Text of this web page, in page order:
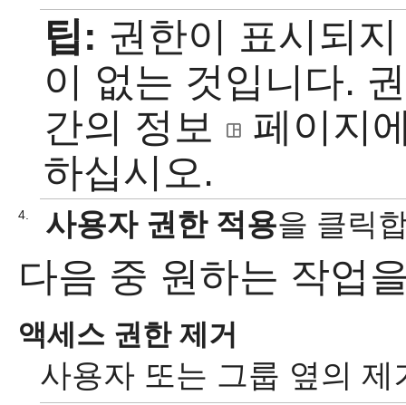
팁: 권한이 표시되
이 없는 것입니다.
간의 정보
페이지
하십시오.
4. 사용자 권한 적용을 클릭
다음 중 원하는 작업
액세스 권한 제거
사용자 또는 그룹 옆의